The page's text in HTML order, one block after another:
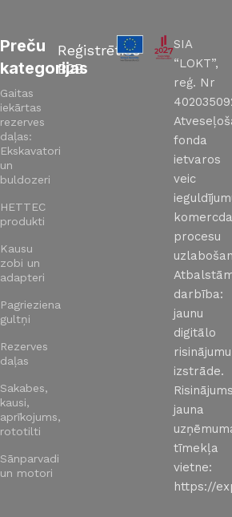
Preču
kategorijas
Gaitas
iekārtas
rezerves
daļas:
Ekskavatori
un
buldozeri
HETTEC
produkti
Kausu
zobi un
adapteri
Pagrieziena
gultņi
Rezerves
daļas
Sakabes,
kausi,
aprīkojums,
rototilti
Sānparvadi
un motori
Reģistrēties
B2B
SIA
“LOKT”,
reģ. Nr
fonda
ietvaros
veic
procesu
darbība:
jaunu
digitālo
risinājumu
izstrāde.
jauna
tīmekļa
vietne:
https://